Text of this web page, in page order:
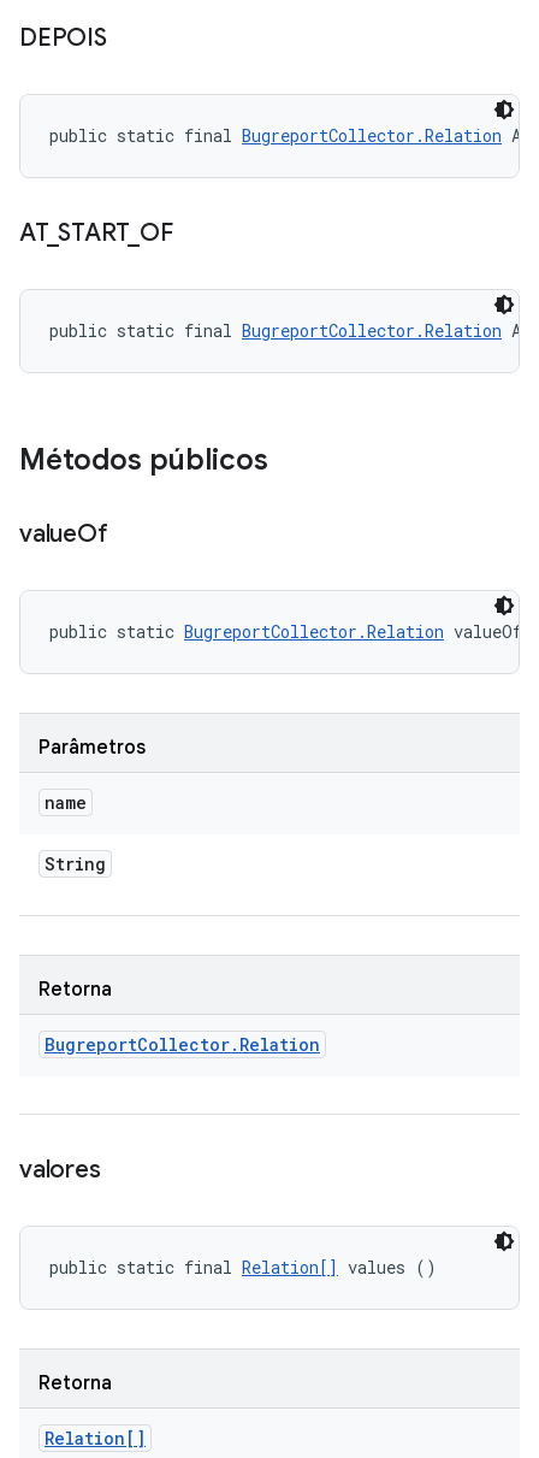
DEPOIS
public static final BugreportCollector.Relation
AT_START_ OF
public static final BugreportCollector.Relation
Métodos públicos
valueOf
public static BugreportCollector.Relation valueOf
Parâmetros
name
String
Retorna
BugreportCollector. Relation
valores
public static final Relation[] values ()
Retorna
Relation[]